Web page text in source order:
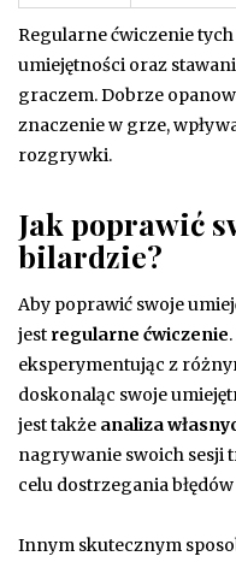
Regularne ćwiczenie
umiejętności oraz
graczem. Dobrze
znaczenie w grze,
rozgrywki.
Jak poprawić
bilardzie?
Aby poprawić swoje
jest regularne ćwiczenie
eksperymentując z
doskonaląc swoje
jest także analiza
nagrywanie swoich sesji
celu dostrzegania
Innym skutecznym